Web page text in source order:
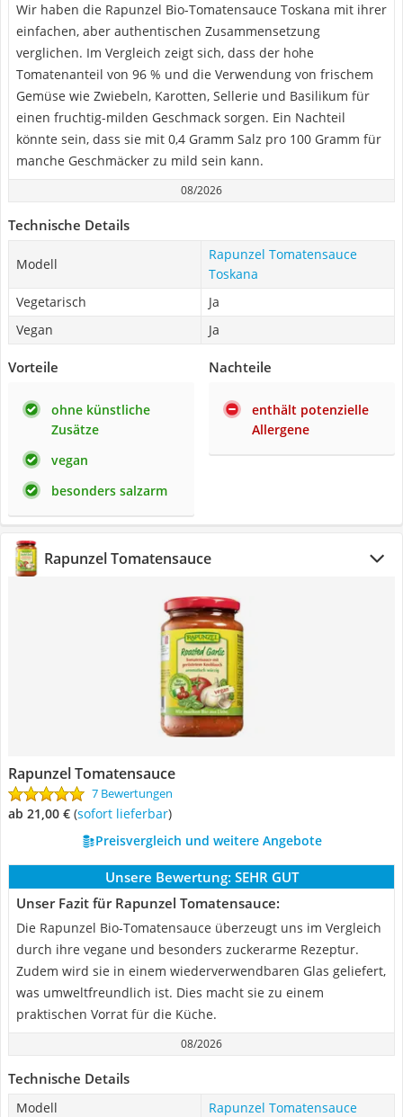
Wir haben die Rapunzel Bio-Tomatensauce Toskana mit ihrer
einfachen, aber authentischen Zusammensetzung
verglichen. Im Vergleich zeigt sich, dass der hohe
Tomatenanteil von 96 % und die Verwendung von frischem
Gemüse wie Zwiebeln, Karotten, Sellerie und Basilikum für
einen fruchtig-milden Geschmack sorgen. Ein Nachteil
könnte sein, dass sie mit 0,4 Gramm Salz pro 100 Gramm für
manche Geschmäcker zu mild sein kann.
08/2026
Technische Details
Modell
Rapunzel Tomatensauce
Toskana
Vegetarisch
Ja
Vegan
Ja
Vorteile
ohne künstliche
Zusätze
vegan
besonders salzarm
Nachteile
enthält potenzielle
Allergene
Rapunzel Tomatensauce
Rapunzel Tomatensauce
7 Bewertungen
ab 21,00 € ( Sofort lieferbar)
Preisvergleich und weitere Angebote
Unsere Bewertung: SEHR GUT
Unser Fazit für Rapunzel Tomatensauce:
Die Rapunzel Bio-Tomatensauce überzeugt uns im Vergleich
durch ihre vegane und besonders zuckerarme Rezeptur.
Zudem wird sie in einem wiederverwendbaren Glas geliefert,
was umweltfreundlich ist. Dies macht sie zu einem
praktischen Vorrat für die Küche.
08/2026
Technische Details
Modell
Rapunzel Tomatensauce